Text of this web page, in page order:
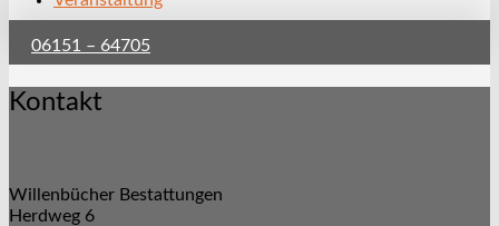
06151 – 64705
Kontakt
Willenbücher Bestattungen
Herdweg 6